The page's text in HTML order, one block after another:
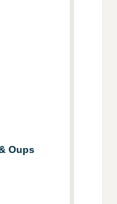
Oups